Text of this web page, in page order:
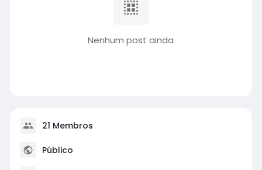
Nenhum post ainda
21 Membros
Público